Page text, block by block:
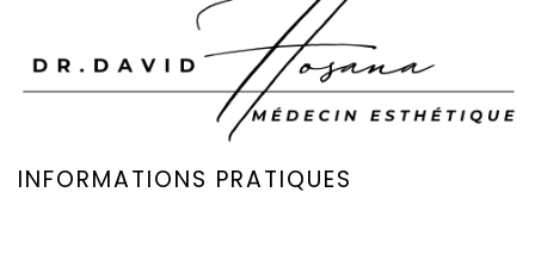
INFORMATIONS PRATIQUES